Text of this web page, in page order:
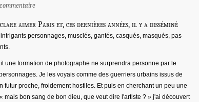
aimer Paris et, ces dernières années, il y a disséminé
personnages, musclés, gantés, casqués, masqués, pas
une formation de photographe ne surprendra personne par le
Je les voyais comme des guerriers urbains issus de
futur proche, froidement hostiles. Et puis en cherchant un peu une
mais bon sang de bon dieu, que veut dire l'artiste ? » j'ai découvert